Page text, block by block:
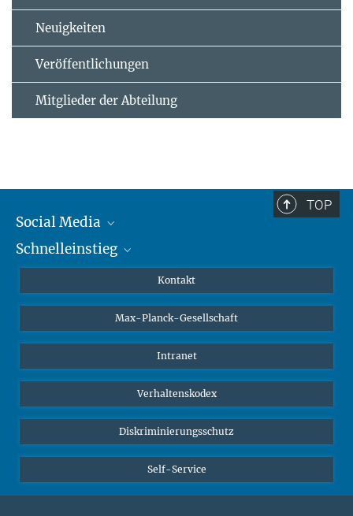
Neuigkeiten
Veröffentlichungen
Mitglieder der Abteilung
TOP
Social Media
Mastodon
Schnelleinstieg
Studierende
Schüler*innen
Öffentlichkeit
Alumnae | Alumni
Kontakt
Max-Planck-Gesellschaft
Intranet
Verhaltenskodex
Diskriminierungsschutz
Self-Service